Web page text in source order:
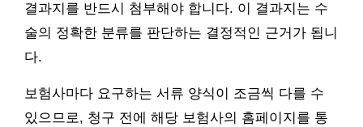
결과지를 반드시 첨부해야 합니다. 이 결과지는 수
술의 정확한 분류를 판단하는 결정적인 근거가 됩니
다.
보험사마다 요구하는 서류 양식이 조금씩 다를 수
있으므로, 청구 전에 해당 보험사의 홈페이지를 통